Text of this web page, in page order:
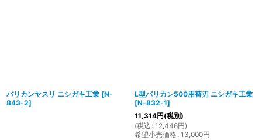
バリカンヤスリ ニシガキ工業 [N-
843-2]
L型バリカン500用替刃 ニシガキ工業
[N-832-1]
11,314円(税別)
(税込 : 12,446円)
希望小売価格: 13,000円